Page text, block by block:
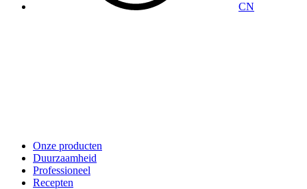
CN
Onze producten
Duurzaamheid
Professioneel
Recepten